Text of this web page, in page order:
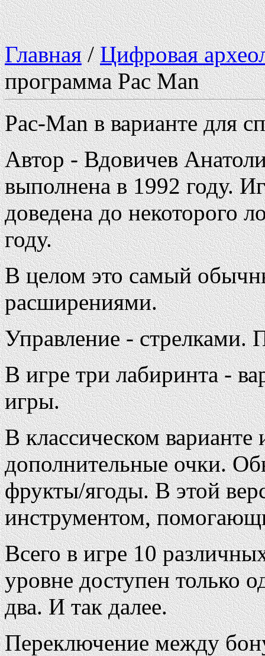
Главная/Цифровая
программа Pac Man
Pac-Man в варианте для
Автор - Вдовичев
выполнена в 1992 году.
доведена до некоторого
году.
В целом это самый
расширениями.
Управление - стрелками.
В игре три лабиринта -
игры.
В классическом
дополнительные очки.
фрукты/ягоды. В этой
инструментом,
Всего в игре 10
уровне доступен только
два. И так далее.
Переключение между